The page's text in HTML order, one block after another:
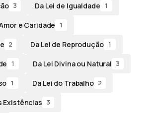
3 Da Lei de Igualdade 1
e Caridade 1
2 Da Lei de Reprodução 1
1 Da Lei Divina ou Natural 3
1 Da Lei do Trabalho 2
Existências 3